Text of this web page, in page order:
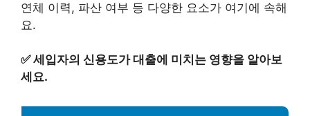
연체 이력, 파산 여부 등 다양한 요소가 여기에 속해
요.
✅세입자의 신용도가 대출에 미치는 영향을 알아보
세요.